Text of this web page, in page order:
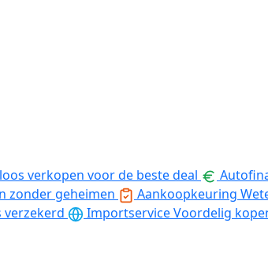
verkopen voor de beste deal
zonder geheimen Aankoopkeuring
verzekerd ImportserviceVoordelig